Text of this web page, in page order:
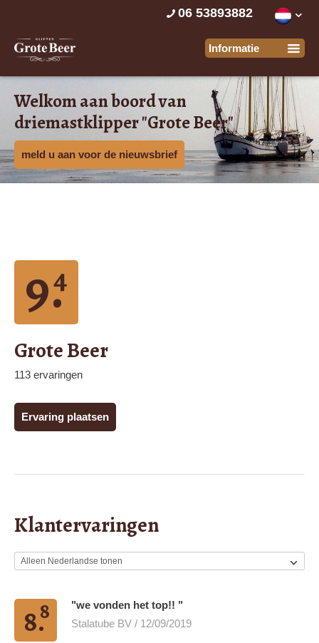
06 53893882
Welkom aan boord van
driemastklipper "Grote Beer"
meld u aan voor de nieuwsbrief
9.
4
Grote Beer
113 ervaringen
Ervaring plaatsen
Klantervaringen
8.8
"we vonden het top!! "
Stalatube BV / 12/09/2019